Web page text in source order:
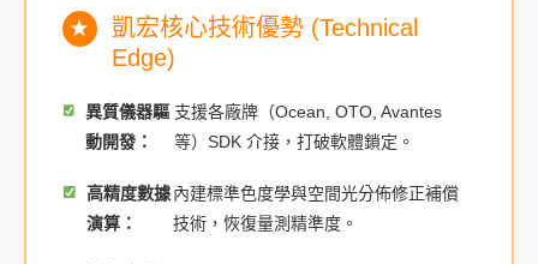
★
凱宏核心技術優勢 (Technical
Edge)
異質儀器驅
動開發：
支援各廠牌（Ocean, OTO, Avantes
等）SDK 介接，打破軟體鎖定。
高精度數據
演算：
內建標準色度學與空間光分佈修正補償
技術，恢復量測精準度。